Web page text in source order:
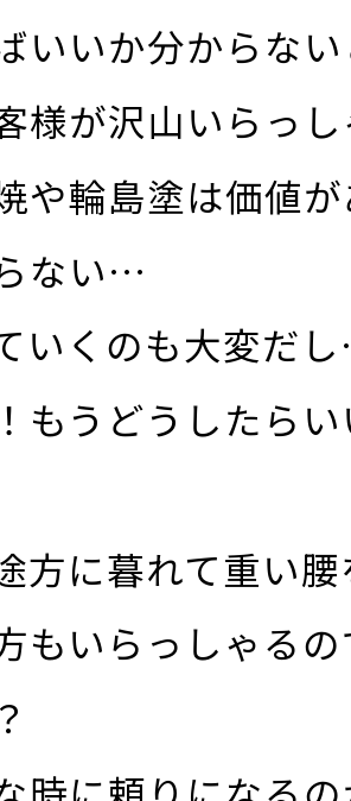
いいか分からな
様が沢山いらっ
や輪島塗は価値
ない…
いくのも大変だ
もうどうしたら
方に暮れて重い
もいらっしゃる